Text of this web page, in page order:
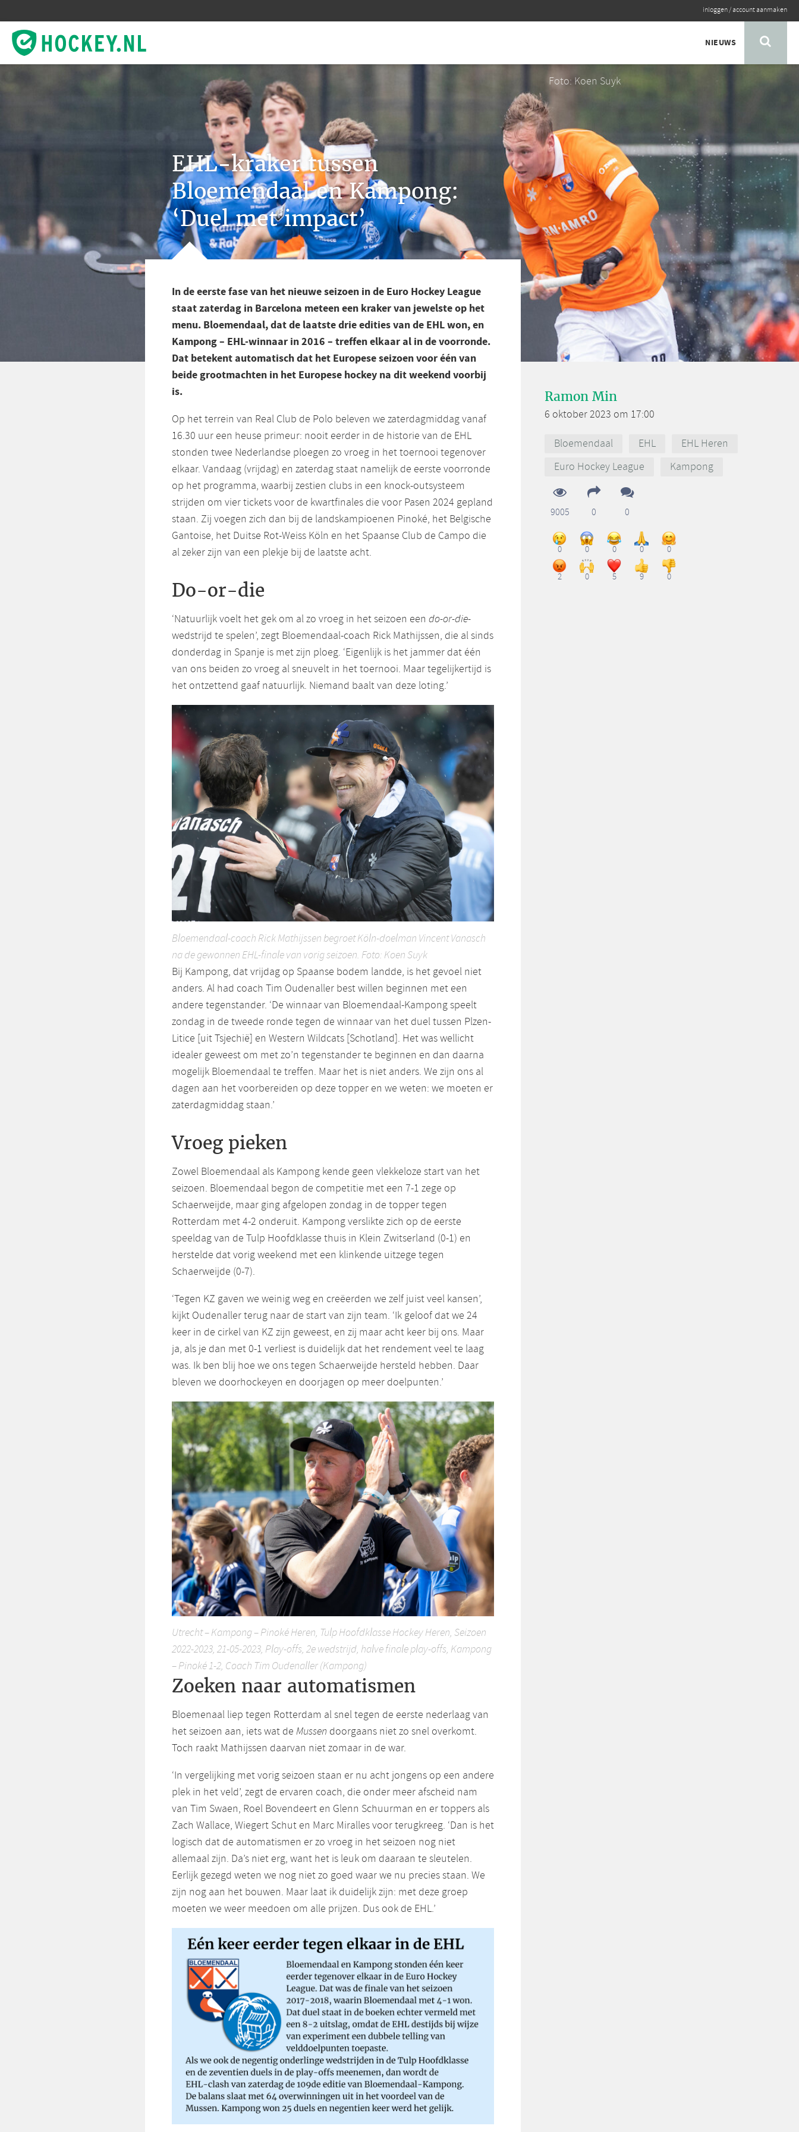
inloggen/account aanmaken
NIEUWS
Foto: Koen Suyk
EHL-kraker tussen
Bloemendaal en Kampong:
‘Duel met impact’
In de eerste fase van het nieuwe seizoen in de Euro Hockey League
staat zaterdag in Barcelona meteen een kraker van jewelste op het
menu. Bloemendaal, dat de laatste drie edities van de EHL won, en
Kampong – EHL-winnaar in 2016 – treffen elkaar al in de voorronde.
Dat betekent automatisch dat het Europese seizoen voor één van
beide grootmachten in het Europese hockey na dit weekend voorbij
is.
Op het terrein van Real Club de Polo beleven we zaterdagmiddag vanaf
16.30 uur een heuse primeur: nooit eerder in de historie van de EHL
stonden twee Nederlandse ploegen zo vroeg in het toernooi tegenover
elkaar. Vandaag (vrijdag) en zaterdag staat namelijk de eerste voorronde
op het programma, waarbij zestien clubs in een knock-outsysteem
strijden om vier tickets voor de kwartfinales die voor Pasen 2024 gepland
staan. Zij voegen zich dan bij de landskampioenen Pinoké, het Belgische
Gantoise, het Duitse Rot-Weiss Köln en het Spaanse Club de Campo die
al zeker zijn van een plekje bij de laatste acht.
Do-or-die
‘Natuurlijk voelt het gek om al zo vroeg in het seizoen een do-or-die-
wedstrijd te spelen’, zegt Bloemendaal-coach Rick Mathijssen, die al sinds
donderdag in Spanje is met zijn ploeg. ‘Eigenlijk is het jammer dat één
van ons beiden zo vroeg al sneuvelt in het toernooi. Maar tegelijkertijd is
het ontzettend gaaf natuurlijk. Niemand baalt van deze loting.’
Bloemendaal-coach Rick Mathijssen begroet Köln-doelman Vincent Vanasch
na de gewonnen EHL-finale van vorig seizoen. Foto: Koen Suyk
Bij Kampong, dat vrijdag op Spaanse bodem landde, is het gevoel niet
anders. Al had coach Tim Oudenaller best willen beginnen met een
andere tegenstander. ‘De winnaar van Bloemendaal-Kampong speelt
zondag in de tweede ronde tegen de winnaar van het duel tussen Plzen-
Litice [uit Tsjechië] en Western Wildcats [Schotland]. Het was wellicht
idealer geweest om met zo’n tegenstander te beginnen en dan daarna
mogelijk Bloemendaal te treffen. Maar het is niet anders. We zijn ons al
dagen aan het voorbereiden op deze topper en we weten: we moeten er
zaterdagmiddag staan.’
Vroeg pieken
Zowel Bloemendaal als Kampong kende geen vlekkeloze start van het
seizoen. Bloemendaal begon de competitie met een 7-1 zege op
Schaerweijde, maar ging afgelopen zondag in de topper tegen
Rotterdam met 4-2 onderuit. Kampong verslikte zich op de eerste
speeldag van de Tulp Hoofdklasse thuis in Klein Zwitserland (0-1) en
herstelde dat vorig weekend met een klinkende uitzege tegen
Schaerweijde (0-7).
‘Tegen KZ gaven we weinig weg en creëerden we zelf juist veel kansen’,
kijkt Oudenaller terug naar de start van zijn team. ‘Ik geloof dat we 24
keer in de cirkel van KZ zijn geweest, en zij maar acht keer bij ons. Maar
ja, als je dan met 0-1 verliest is duidelijk dat het rendement veel te laag
was. Ik ben blij hoe we ons tegen Schaerweijde hersteld hebben. Daar
bleven we doorhockeyen en doorjagen op meer doelpunten.’
Utrecht – Kampong – Pinoké Heren, Tulp Hoofdklasse Hockey Heren, Seizoen
2022-2023, 21-05-2023, Play-offs, 2e wedstrijd, halve finale play-offs, Kampong
– Pinoké 1-2, Coach Tim Oudenaller (Kampong)
Zoeken naar automatismen
Bloemenaal liep tegen Rotterdam al snel tegen de eerste nederlaag van
het seizoen aan, iets wat de Mussen doorgaans niet zo snel overkomt.
Toch raakt Mathijssen daarvan niet zomaar in de war.
‘In vergelijking met vorig seizoen staan er nu acht jongens op een andere
plek in het veld’, zegt de ervaren coach, die onder meer afscheid nam
van Tim Swaen, Roel Bovendeert en Glenn Schuurman en er toppers als
Zach Wallace, Wiegert Schut en Marc Miralles voor terugkreeg. ‘Dan is het
logisch dat de automatismen er zo vroeg in het seizoen nog niet
allemaal zijn. Da’s niet erg, want het is leuk om daaraan te sleutelen.
Eerlijk gezegd weten we nog niet zo goed waar we nu precies staan. We
zijn nog aan het bouwen. Maar laat ik duidelijk zijn: met deze groep
moeten we weer meedoen om alle prijzen. Dus ook de EHL.’
Ramon Min
6 oktober 2023 om 17:00
Bloemendaal EHL
EHL Heren
Euro Hockey League
Kampong
9005 0 0
0 0 0 0 0
2 0 5 9 0